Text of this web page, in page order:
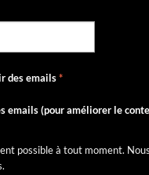
des emails*
emails (pour améliorer le
possible à tout moment.
.